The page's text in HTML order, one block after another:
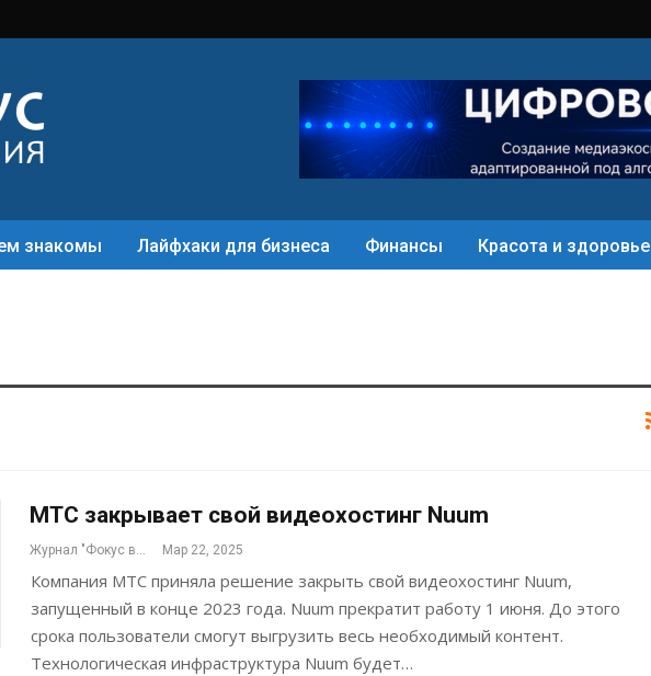
знакомы Лайфхаки для бизнеса Финансы Красота и здоровье
МТС закрывает свой видеохостинг Nuum
Журнал "Фокус внимания" Мар 22, 2025
Компания МТС приняла решение закрыть свой видеохостинг Nuum,
запущенный в конце 2023 года. Nuum прекратит работу 1 июня. До этого
срока пользователи смогут выгрузить весь необходимый контент.
Технологическая инфраструктура Nuum будет…